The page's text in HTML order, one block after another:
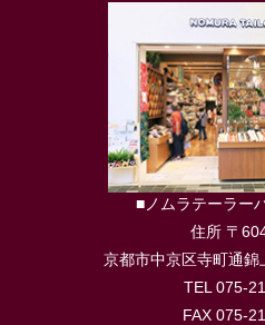
■ノムラテーラー
住所 〒
京都市中京区寺町通
TEL 075-
FAX 075-